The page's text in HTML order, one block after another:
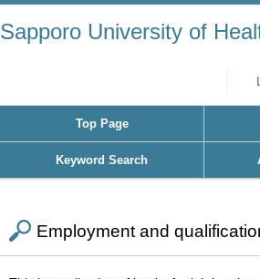
Sapporo University of
Top Page
Keyword Search
Employment and